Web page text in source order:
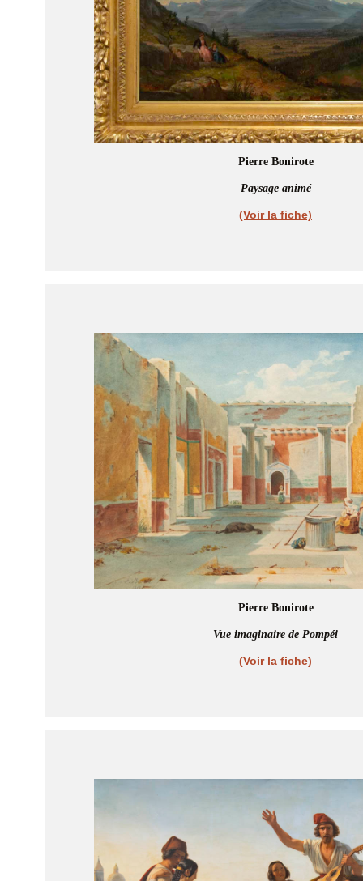
Pierre Bonirote
Paysage animé
(Voir la fiche)
Pierre Bonirote
Vue imaginaire de Pompéi
(Voir la fiche)